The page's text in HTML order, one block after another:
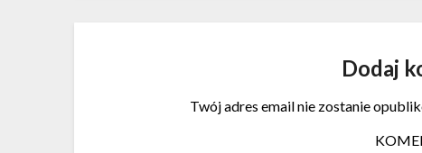
Dodaj
Twój adres email nie zostanie